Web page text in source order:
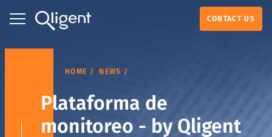
CONTACT US
HOME NEWS
Plataforma de
monitoreo - by Qligent